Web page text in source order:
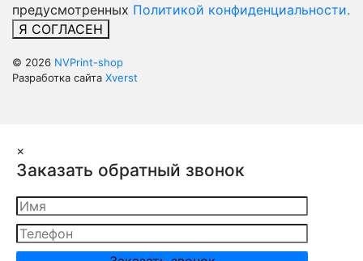
предусмотренных Политикой конфиденциальности.
Я СОГЛАСЕН
© 2026 NVPrint-shop
Разработка сайта Xverst
×
Заказать обратный звонок